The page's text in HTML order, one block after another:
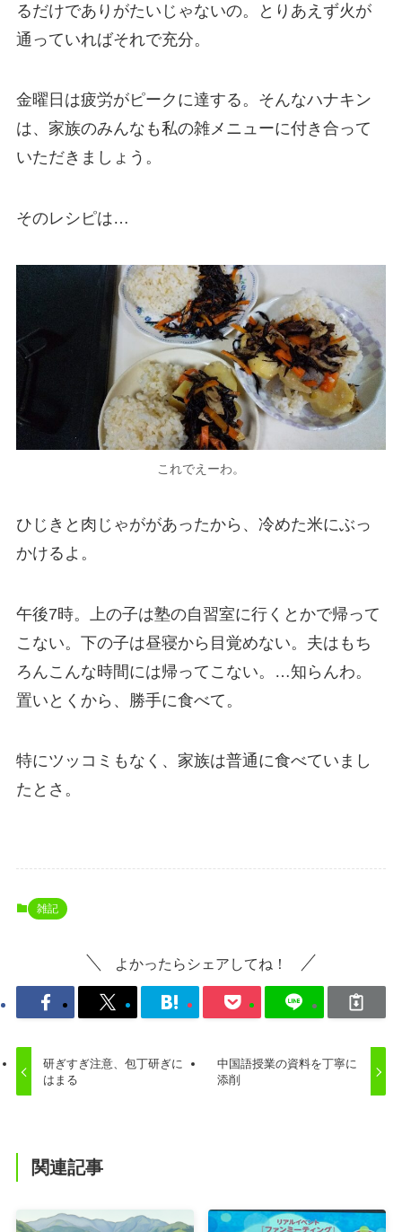
るだけでありがたいじゃないの。とりあえず火が
通っていればそれで充分。
金曜日は疲労がピークに達する。そんなハナキン
は、家族のみんなも私の雑メニューに付き合って
いただきましょう。
そのレシピは…
これでえーわ。
ひじきと肉じゃががあったから、冷めた米にぶっ
かけるよ。
午後7時。上の子は塾の自習室に行くとかで帰って
こない。下の子は昼寝から目覚めない。夫はもち
ろんこんな時間には帰ってこない。…知らんわ。
置いとくから、勝手に食べて。
特にツッコミもなく、家族は普通に食べていまし
たとさ。
雑記
よかったらシェアしてね！
研ぎすぎ注意、包丁研ぎに
はまる
中国語授業の資料を丁寧に
添削
関連記事